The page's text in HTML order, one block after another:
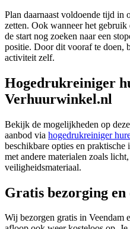
Plan daarnaast voldoende tijd in
zetten. Ook wanneer het
de start nog zoeken naar een
positie. Door dit vooraf te doen,
activiteit zelf.
Hogedrukreiniger
Verhuurwinkel.nl
Bekijk de mogelijkheden op
aanbod via hogedrukreiniger
beschikbare opties en
met andere materialen zoals
veiligheidsmateriaal.
Gratis bezorging en
Wij bezorgen gratis in Veendam